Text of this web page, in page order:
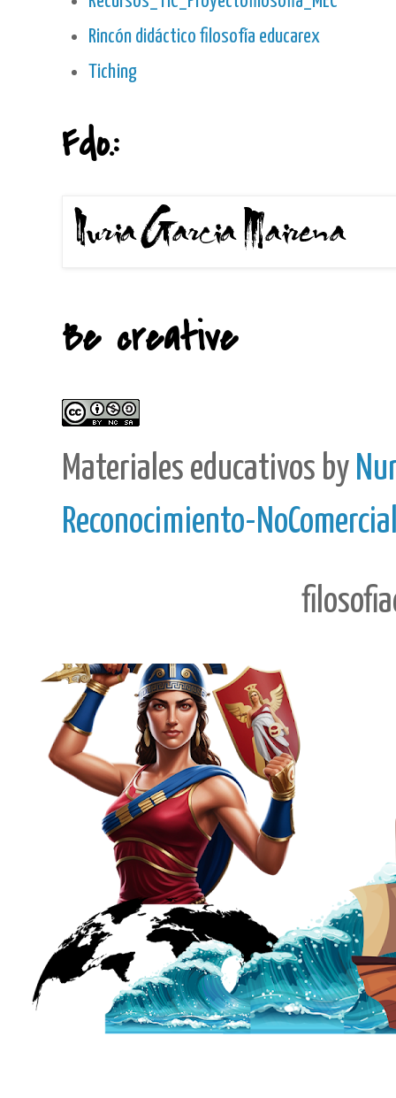
Rincón didáctico filosofía educarex
Tiching
Fdo.:
Be creative
Materiales educativos by
Reconocimiento-